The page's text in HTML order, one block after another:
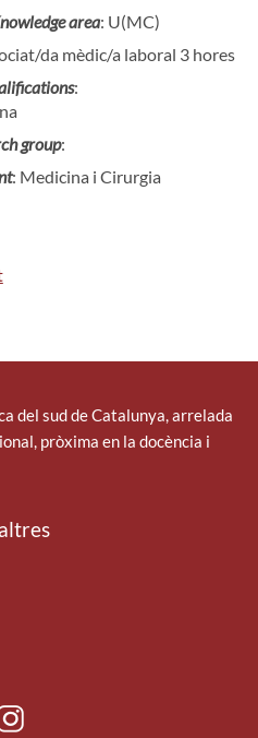
area: U(MC)
da mèdic/a laboral 3 hores
:
group:
: Medicina i Cirurgia
del sud de Catalunya, arrelada
pròxima en la docència i